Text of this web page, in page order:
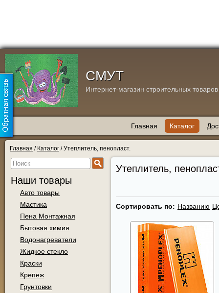
СМУТ
Интернет-магазин строительных товаров
Главная Каталог
Главная / Каталог / Утеплитель, пенопласт.
Наши товары
Авто товары
Мастика
Пена Монтажная
Бытовая химия
Водонагреватели
Жидкое стекло
Краски
Крепеж
Грунтовки
Утеплитель,
Сортировать по: Названию